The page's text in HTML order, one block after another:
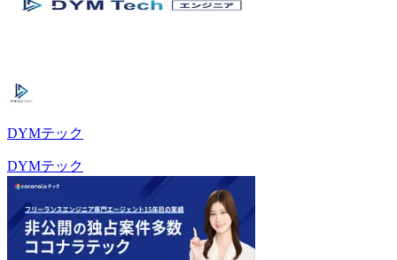
DYMテック
DYMテック